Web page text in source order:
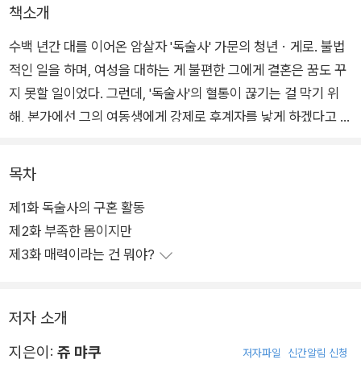
책소개
수백 년간 대를 이어온 암살자 '독술사' 가문의 청년ㆍ게로. 불법
적인 일을 하며, 여성을 대하는 게 불편한 그에게 결혼은 꿈도 꾸
지 못할 일이었다. 그런데, '독술사'의 혈통이 끊기는 걸 막기 위
해, 본가에선 그의 여동생에게 강제로 후계자를 낳게 하겠다고 통
는데….
목차
제1화 독술사의 구혼 활동
제2화 부족한 몸이지만
제3화 매력이라는 건 뭐야?
저자 소개
지은이: 쥬 먀쿠 저자파일 신간알림 신청